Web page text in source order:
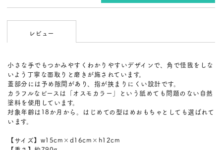
レビュー
小さな手でもつかみやすくわかりやすいデザインで、 角で怪我をしな
いよう丁寧な面取りと磨きが施されています。
蓋部分には予め隙間があり、指が挟まりにくい設計です。
カラフルなピースは「オスモカラー」という舐めても問題のない自然
塗料を使用しています。
対象年齢は18か月から。はじめての型はめおもちゃとしても選ばれて
います。
【サイズ】w15cm×d16cm×h12cm